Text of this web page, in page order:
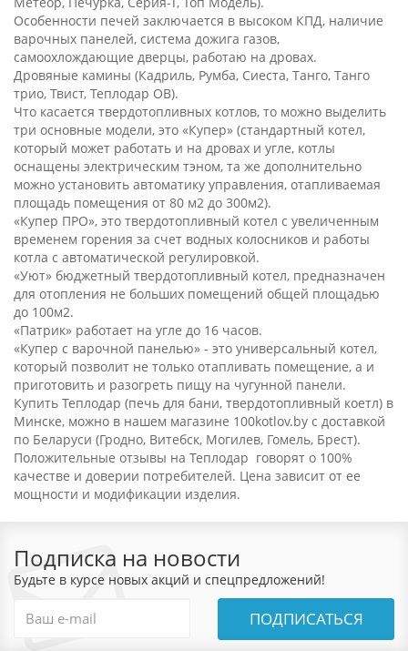
Особенности печей заключается в высоком КПД, наличие
варочных панелей, система дожига газов,
самоохлождающие дверцы, работаю на дровах.
Дровяные камины (Кадриль, Румба, Сиеста, Танго, Танго
трио, Твист, Теплодар ОВ).
Что касается твердотопливных котлов, то можно выделить
три основные модели, это «Купер» (стандартный котел,
который может работать и на дровах и угле, котлы
оснащены электрическим тэном, та же дополнительно
можно установить автоматику управления, отапливаемая
площадь помещения от 80 м2 до 300м2).
«Купер ПРО», это твердотопливный котел с увеличенным
временем горения за счет водных колосников и работы
котла с автоматической регулировкой.
«Уют» бюджетный твердотопливный котел, предназначен
для отопления не больших помещений общей площадью
до 100м2.
«Патрик» работает на угле до 16 часов.
«Купер с варочной панелью» - это универсальный котел,
который позволит не только отапливать помещение, а и
приготовить и разогреть пищу на чугунной панели.
Купить Теплодар (печь для бани, твердотопливный коетл) в
Минске, можно в нашем магазине 100kotlov.by с доставкой
по Беларуси (Гродно, Витебск, Могилев, Гомель, Брест).
Положительные отзывы на Теплодар говорят о 100%
качестве и доверии потребителей. Цена зависит от ее
мощности и модификации изделия.
Подписка на новости
Будьте в курсе новых акций и спецпредложений!
ПОДПИСАТЬСЯ